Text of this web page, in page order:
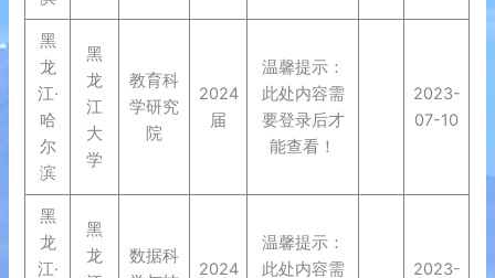
黑
龙
江·
哈
尔
滨
黑
龙
江
大
学
教育科
学研究
院
2024
届
温馨提示：
此处内容需
要登录后才
能查看！
2023-
07-10
黑
龙
江·
黑
龙
数据科
2024
温馨提示：
此处内容需
2023-